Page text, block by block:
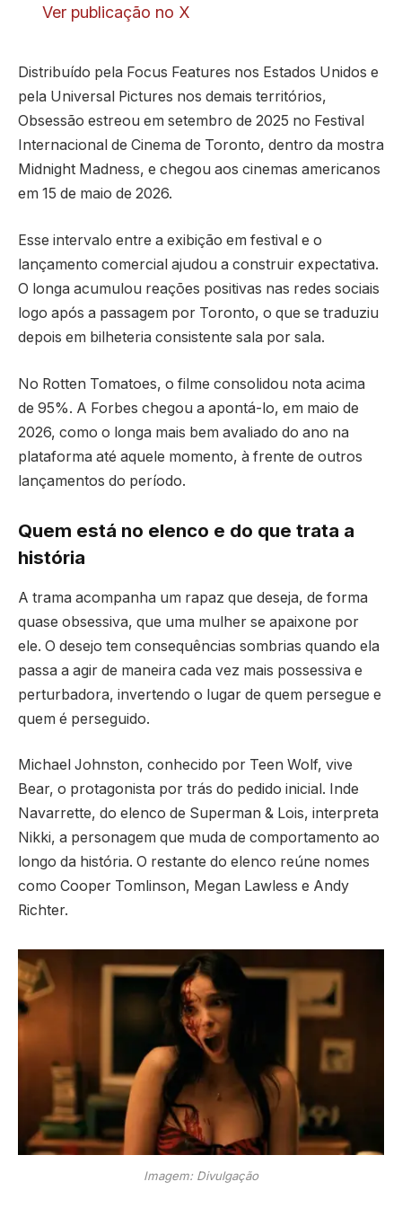
Ver publicação no X
Distribuído pela Focus Features nos Estados Unidos e
pela Universal Pictures nos demais territórios,
Obsessão estreou em setembro de 2025 no Festival
Internacional de Cinema de Toronto, dentro da mostra
Midnight Madness, e chegou aos cinemas americanos
em 15 de maio de 2026.
Esse intervalo entre a exibição em festival e o
lançamento comercial ajudou a construir expectativa.
O longa acumulou reações positivas nas redes sociais
logo após a passagem por Toronto, o que se traduziu
depois em bilheteria consistente sala por sala.
No Rotten Tomatoes, o filme consolidou nota acima
de 95%. A Forbes chegou a apontá-lo, em maio de
2026, como o longa mais bem avaliado do ano na
plataforma até aquele momento, à frente de outros
lançamentos do período.
Quem está no elenco e do que trata a
história
A trama acompanha um rapaz que deseja, de forma
quase obsessiva, que uma mulher se apaixone por
ele. O desejo tem consequências sombrias quando ela
passa a agir de maneira cada vez mais possessiva e
perturbadora, invertendo o lugar de quem persegue e
quem é perseguido.
Michael Johnston, conhecido por Teen Wolf, vive
Bear, o protagonista por trás do pedido inicial. Inde
Navarrette, do elenco de Superman & Lois, interpreta
Nikki, a personagem que muda de comportamento ao
longo da história. O restante do elenco reúne nomes
como Cooper Tomlinson, Megan Lawless e Andy
Richter.
Imagem: Divulgação